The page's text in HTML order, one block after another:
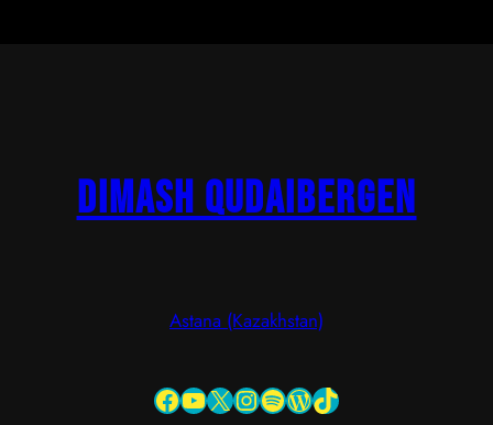
Dimash Qudaibergen
Astana (Kazakhstan)
Facebook YouTube X InstagramSpotify WordPress TikTok